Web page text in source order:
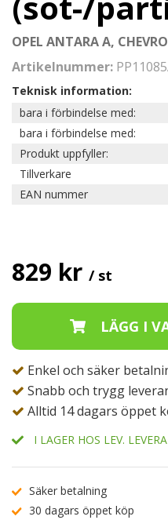
OPEL ANTARA A,
Artikelnummer:
Teknisk information:
bara i förbindelse med:
bara i förbindelse med:
Produkt uppfyller:
Tillverkare
EAN nummer
829 kr / st
Enkel och säker
Snabb och trygg
Alltid 14 dagars öppet
I LAGER HOS LEV.
Säker betalning
30 dagars öppet köp